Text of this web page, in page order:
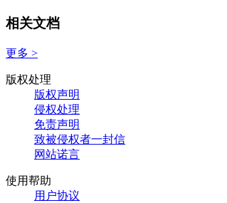
相关文档
更多 >
版权处理
版权声明
侵权处理
免责声明
致被侵权者一封信
网站诺言
使用帮助
用户协议